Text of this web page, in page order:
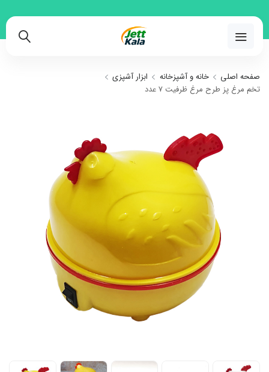
صفحه اصلی خانه و آشپزخانه
ابزار آشپزی
تخم مرغ پز طرح مرغ ظرفیت 7 عدد